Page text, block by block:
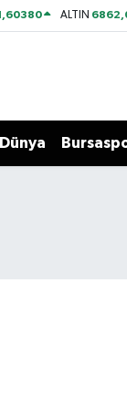
ALTIN
Dünya